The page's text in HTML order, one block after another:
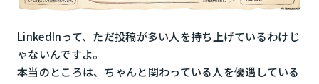
LinkedInって、ただ投稿が多い人を持ち上げているわけじ
ゃないんですよ。
本当のところは、ちゃんと関わっている人を優遇している